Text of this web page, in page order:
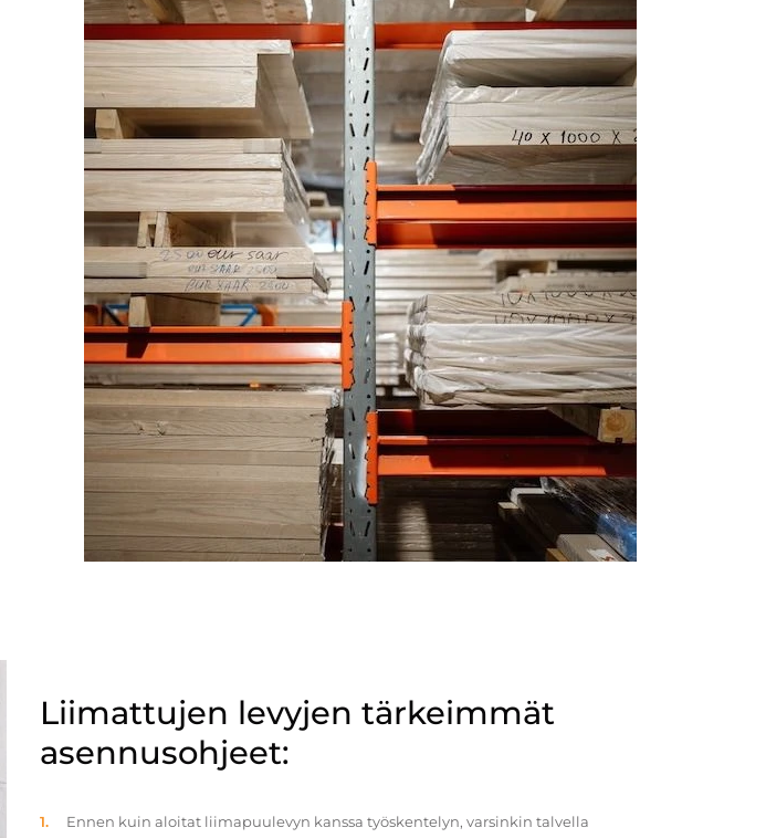
Liimattujen levyjen tärkeimmät
asennusohjeet:
Ennen kuin aloitat liimapuulevyn kanssa työskentelyn, varsinkin talvella